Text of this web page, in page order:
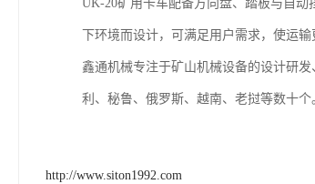
UK-20矿用卡车配备方向盘、踏板与自
下环境而设计，可满足用户需求，使运输
鑫通机械专注于矿山机械设备的设计研
利、秘鲁、俄罗斯、越南、老挝等数十个
http://www.siton1992.com